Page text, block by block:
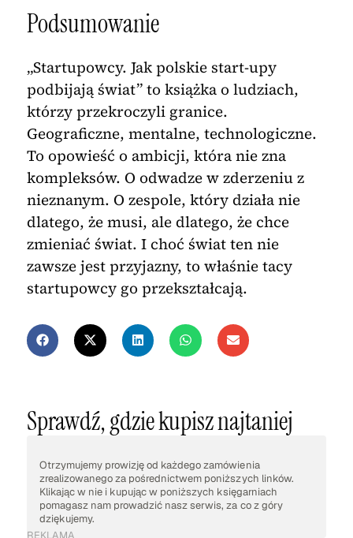
Podsumowanie
„Startupowcy. Jak polskie start-upy
podbijają świat” to książka o ludziach,
którzy przekroczyli granice.
Geograficzne, mentalne, technologiczne.
To opowieść o ambicji, która nie zna
kompleksów. O odwadze w zderzeniu z
nieznanym. O zespole, który działa nie
dlatego, że musi, ale dlatego, że chce
zmieniać świat. I choć świat ten nie
zawsze jest przyjazny, to właśnie tacy
startupowcy go przekształcają.
Sprawdź, gdzie kupisz najtaniej
Otrzymujemy prowizję od każdego zamówienia
zrealizowanego za pośrednictwem poniższych linków.
Klikając w nie i kupując w poniższych księgarniach
pomagasz nam prowadzić nasz serwis, za co z góry
dziękujemy.
REKLAMA